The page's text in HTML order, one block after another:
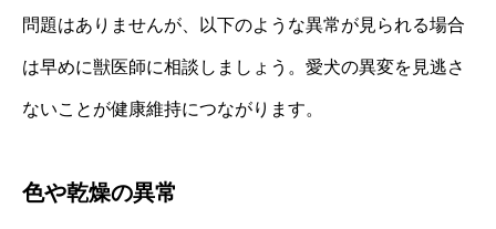
問題はありませんが、以下のような異常が見られる場合
は早めに獣医師に相談しましょう。愛犬の異変を見逃さ
ないことが健康維持につながります。
色や乾燥の異常